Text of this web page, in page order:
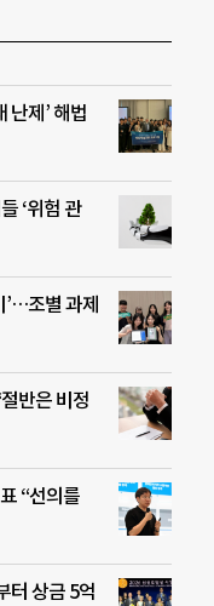
난제’ 해법
‘위험 관
조별 과제
반은 비정
“선의를
터 상금 5억